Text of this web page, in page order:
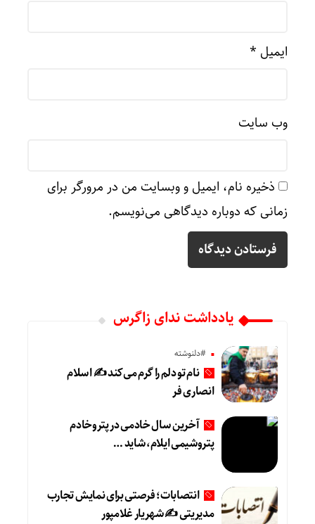
ایمیل *
وب‌ سایت
ذخیره نام، ایمیل و وبسایت من در مرورگر برای
زمانی که دوباره دیدگاهی می‌نویسم.
یادداشت ندای زاگرس
#دلنوشته
نام تو دلم را گرم می‌کند ✍️ اسلام
انصاری فر
آخرین سال خادمی در پتروخادم
پتروشیمی ایلام، شاید …
انتصابات؛ فرصتی برای نمایش تجارب
مدیریتی ✍ شهریار غلامپور